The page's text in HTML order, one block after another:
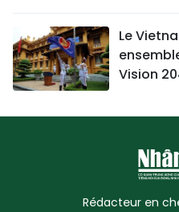
Le
Vision
Rédacteur en